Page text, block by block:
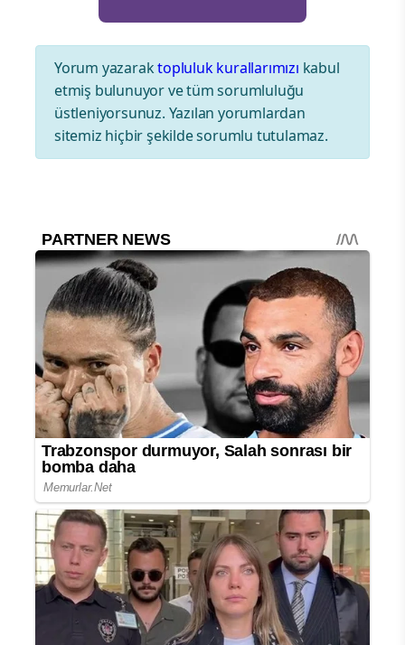
Yorum yazaraktopluluk kurallarımızı kabul
etmiş bulunuyor ve tüm sorumluluğu
üstleniyorsunuz. Yazılan yorumlardan
sitemiz hiçbir şekilde sorumlu tutulamaz.